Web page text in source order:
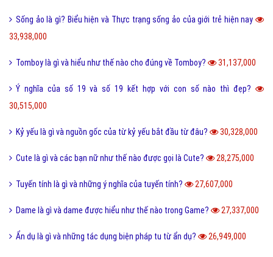
Sống ảo là gì? Biểu hiện và Thực trạng sống ảo của giới trẻ hiện nay
33,938,000
Tomboy là gì và hiểu như thế nào cho đúng về Tomboy? 31,137,000
Ý nghĩa của số 19 và số 19 kết hợp với con số nào thì đẹp?
30,515,000
Kỷ yếu là gì và nguồn gốc của từ kỷ yếu bắt đầu từ đâu? 30,328,000
Cute là gì và các bạn nữ như thế nào được gọi là Cute? 28,275,000
Tuyến tính là gì và những ý nghĩa của tuyến tính? 27,607,000
Dame là gì và dame được hiểu như thế nào trong Game? 27,337,000
Ẩn dụ là gì và những tác dụng biện pháp tu từ ẩn dụ? 26,949,000